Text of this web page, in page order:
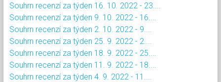
Souhrn recenzí za týden 16. 10. 2022 - 23....
Souhrn recenzí za týden 9. 10. 2022 - 16....
Souhrn recenzí za týden 2. 10. 2022 - 9....
Souhrn recenzí za týden 25. 9. 2022 - 2....
Souhrn recenzí za týden 18. 9. 2022 - 25....
Souhrn recenzí za týden 11. 9. 2022 - 18....
Souhrn recenzí za týden 4. 9. 2022 - 11....